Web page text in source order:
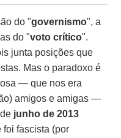
do "governismo", a
do "voto crítico".
junta posições que
Mas o paradoxo é
— que nos era
amigos e amigas —
junho de 2013
foi fascista (por